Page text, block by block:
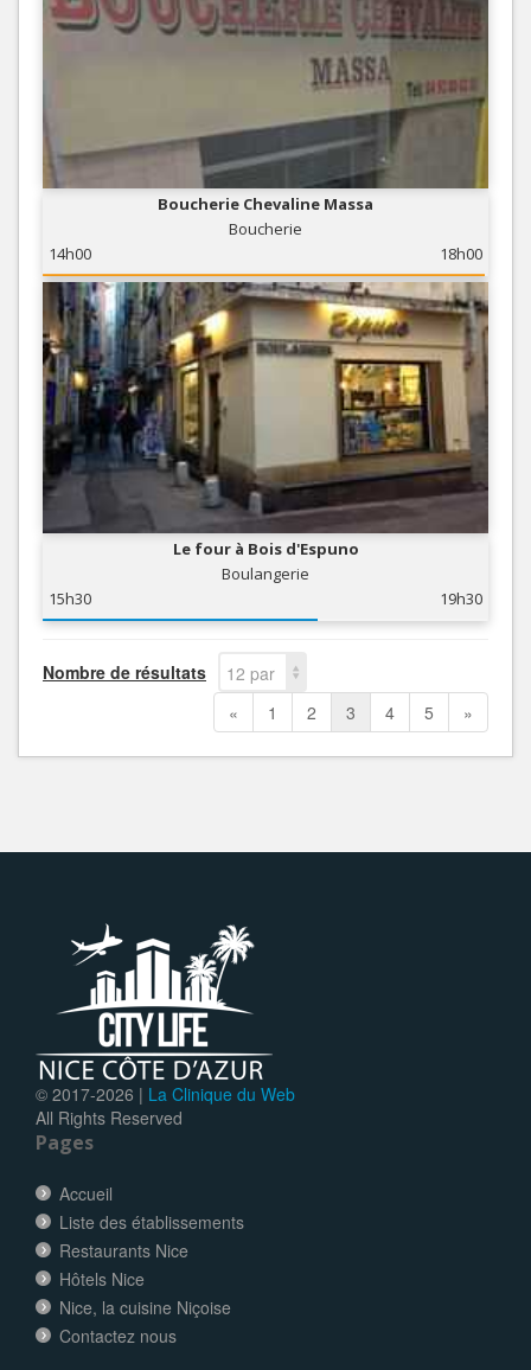
Boucherie Chevaline Massa
Boucherie
14h00
18h00
Le four à Bois d'Espuno
Boulangerie
15h30
19h30
Nombre de résultats
12 par
page
« 1 2 3 4 5 »
© 2017-2026 | La Clinique du Web
All Rights Reserved
Pages
Accueil
Liste des établissements
Restaurants Nice
Hôtels Nice
Nice, la cuisine Niçoise
Contactez nous